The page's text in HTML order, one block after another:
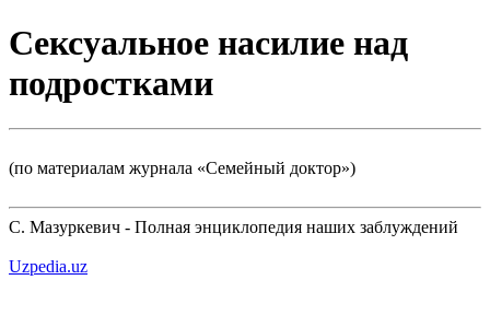
Сексуальное насилие над
подростками
(по материалам журнала «Семейный доктор»)
С. Мазуркевич - Полная энциклопедия наших заблуждений
Uzpedia.uz